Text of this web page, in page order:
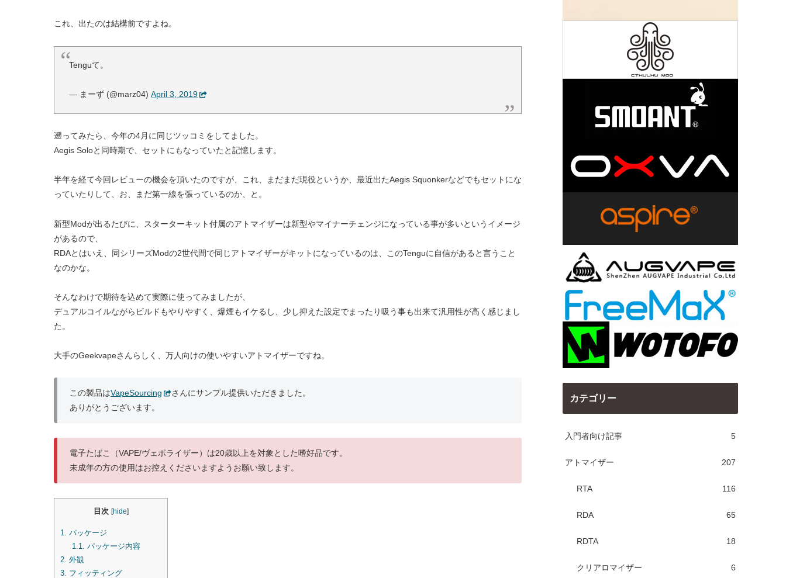
これ、出たのは結構前ですよね。
Tenguて。
— まーず (@marz04)April 3, 2019
遡ってみたら、今年の4月に同じツッコミをしてました。
Aegis Soloと同時期で、セットにもなっていたと記憶します。
半年を経て今回レビューの機会を頂いたのですが、これ、まだまだ現役というか、最近出たAegis Squonkerなどでもセットにな
っていたりして、お、まだ第一線を張っているのか、と。
新型Modが出るたびに、スターターキット付属のアトマイザーは新型やマイナーチェンジになっている事が多いというイメージ
があるので、
RDAとはいえ、同シリーズModの2世代間で同じアトマイザーがキットになっているのは、このTenguに自信があると言うこと
なのかな。
そんなわけで期待を込めて実際に使ってみましたが、
デュアルコイルながらビルドもやりやすく、爆煙もイケるし、少し抑えた設定でまったり吸う事も出来て汎用性が高く感じまし
た。
大手のGeekvapeさんらしく、万人向けの使いやすいアトマイザーですね。
この製品はVapeSourcing
さんにサンプル提供いただきました。
ありがとうございます。
電子たばこ（VAPE/ヴェポライザー）は20歳以上を対象とした嗜好品です。
未成年の方の使用はお控えくださいますようお願い致します。
目次 [hide]
1.
パッケージ
1.1.
パッケージ内容
2. 外観
3. フィッティング
カテゴリー
入門者向け記事 5
アトマイザー 207
RTA 116
RDA 65
RDTA 18
クリアロマイザー 6